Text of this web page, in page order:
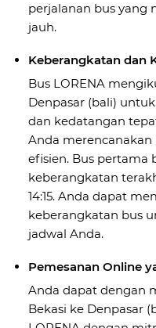
perjalanan bus yang
jauh.
Keberangkatan dan
Bus LORENA
Denpasar (bali)
dan kedatangan
Anda
efisien. Bus pertama
keberangkatan
14:15. Anda dapat
keberangkatan bus
jadwal Anda.
Pemesanan Online
Anda dapat dengan
Bekasi ke Denpasar